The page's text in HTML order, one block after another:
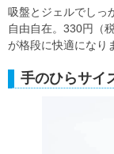
吸盤とジェルでしっ
自由自在。330円（
が格段に快適になり
手のひらサイ